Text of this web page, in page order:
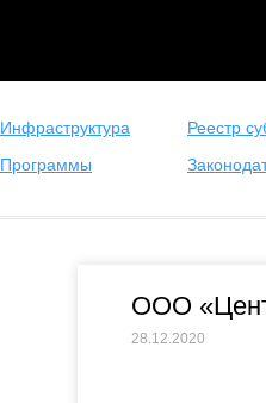
Инфраструктура
Реестр
Программы
ООО
28.12.2020